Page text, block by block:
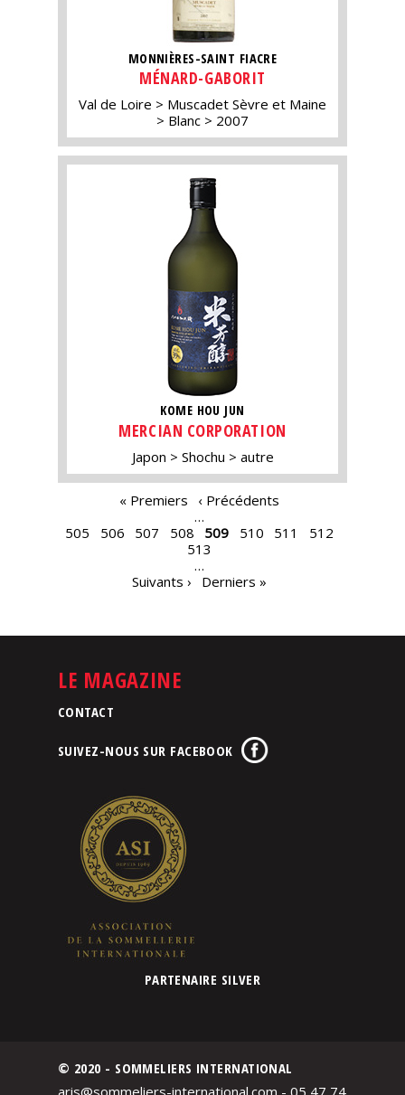
MONNIÈRES-SAINT FIACRE
MÉNARD-GABORIT
Val de Loire
Muscadet Sèvre et Maine
Blanc
2007
KOME HOU JUN
MERCIAN CORPORATION
Japon Shochu autre
« Premiers
‹ Précédents
…
505
506 507 508 509 510 511
512
513
…
Suivants ›
Derniers »
LE MAGAZINE
CONTACT
SUIVEZ-NOUS SUR FACEBOOK
PARTENAIRE SILVER
© 2020 - SOMMELIERS INTERNATIONAL
aris@sommeliers-international.com - 05 47 74